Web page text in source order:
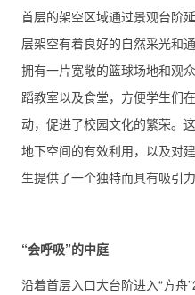
首层的架空区域通过景观台阶
层架空有着良好的自然采光和
拥有一片宽敞的篮球场地和观
蹈教室以及食堂，方便学生们
动，促进了校园文化的繁荣。
地下空间的有效利用，以及对
生提供了一个独特而具有吸引
“会呼吸”的中庭
沿着首层入口大台阶进入“方舟